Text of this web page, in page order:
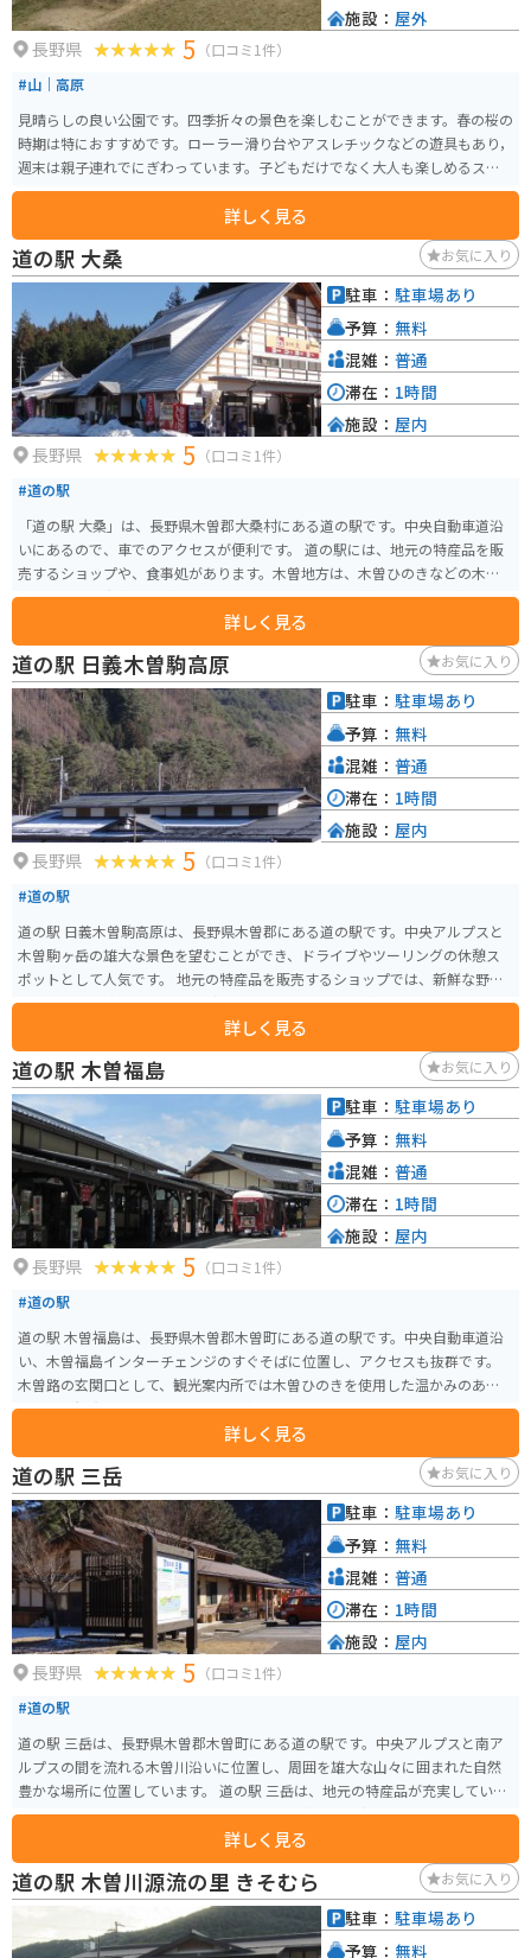
長野県 5 （口コミ1件）
#山｜高原
見晴らしの良い公園です。四季折々の景色を楽しむことができます。春の桜の
時期は特におすすめです。ローラー滑り台やアスレチックなどの遊具もあり，
週末は親子連れでにぎわっています。子どもだけでなく大人も楽しめるスポ
ットです。
詳しく見る
施設： 屋外
道の駅 大桑 お気に入り
長野県 5 （口コミ1件）
#道の駅
「道の駅 大桑」は、長野県木曽郡大桑村にある道の駅です。中央自動車道沿
いにあるので、車でのアクセスが便利です。 道の駅には、地元の特産品を販
売するショップや、食事処があります。木曽地方は、木曽ひのきなどの木材
の産地として有名で、道の駅でも、それらを使った工芸品やお土産が販売さ
す。名物は、木曽牛や、山菜を使ったそば、五平餅などです。 バイクで訪れ
る場合、道の駅には広い駐車場が完備されているので安心です。中央自動車
道沿いの道の駅なので、ツーリングの休憩場所としても最適です。 周辺に
は、木曽五木で有名な森林鉄道「赤沢自然休養林」や、温泉施設「阿寺渓谷
温泉」など、観光スポットも充実しているので、ぜひ立ち寄ってみてくださ
い。
詳しく見る
駐車： 駐車場あり
予算： 無料
混雑： 普通
滞在： 1時間
施設： 屋内
道の駅 日義木曽駒高原 お気に入り
長野県 5 （口コミ1件）
#道の駅
道の駅 日義木曽駒高原は、長野県木曽郡にある道の駅です。中央アルプスと
木曽駒ヶ岳の雄大な景色を望むことができ、ドライブやツーリングの休憩ス
ポットとして人気です。 地元の特産品を販売するショップでは、新鮮な野菜
や果物、木曽漆器、木工品など、お土産に最適なものが揃っています。レスト
ランでは、地元産の食材を使った郷土料理や、信州そばなどが味わえます。
バイクで訪れる場合、道の駅には広い駐車場が完備されているので安心で
す。また、周辺には、木曽駒ヶ岳ロープウェイや、寝覚の床など、観光スポッ
トも点在しているので、ツーリングの拠点としても最適です。
詳しく見る
駐車： 駐車場あり
予算： 無料
混雑： 普通
滞在： 1時間
施設： 屋内
道の駅 木曽福島 お気に入り
長野県 5 （口コミ1件）
#道の駅
道の駅 木曽福島は、長野県木曽郡木曽町にある道の駅です。中央自動車道沿
い、木曽福島インターチェンジのすぐそばに位置し、アクセスも抜群です。
木曽路の玄関口として、観光案内所では木曽ひのきを使用した温かみのある
空間で、観光パンフレットや地域情報を入手できます。地元の特産品を販売
するショップでは、木曽漆器や木工品、そば、五平餅など、旅の思い出やお
土産に最適な品々が揃っています。 バイクで訪れる場合、道の駅には広い駐
車場が完備されているので安心です。ツーリングの休憩地点として利用する
のも良いでしょう。木曽路は、雄大な山々に囲まれた風光明媚なルートです。
道の駅 木曽福島を拠点に、自然を感じながらのツーリングを楽しんでみては
いかがでしょうか。 また、周辺には、国の重要文化財に指定されている旧家
で、当時の暮らしを垣間見ることができる「福島宿 木曽路の宿場町」や、鮮
やかな紅葉が美しい「寝覚ノ床」など、見どころもたくさんあります。
詳しく見る
駐車： 駐車場あり
予算： 無料
混雑： 普通
滞在： 1時間
施設： 屋内
道の駅 三岳 お気に入り
長野県 5 （口コミ1件）
#道の駅
道の駅 三岳は、長野県木曽郡木曽町にある道の駅です。中央アルプスと南ア
ルプスの間を流れる木曽川沿いに位置し、周囲を雄大な山々に囲まれた自然
豊かな場所に位置しています。 道の駅 三岳は、地元の特産品が充実している
ことで知られており、木曽ヒノキを使った工芸品や、新鮮な地元産の野菜、
山菜などが販売されています。また、併設されているレストランでは、地元
の食材を使った料理を楽しむことができます。 バイクで訪れる場合、道の駅
三岳は、ツーリングの休憩場所として最適です。駐車場も広く、バイクラッ
クも完備されています。周辺には、開田高原や御嶽山など、ツーリングスポッ
トも点在しており、拠点としても便利です。 木曽地方は、古くから漆器の産
詳しく見る
駐車： 駐車場あり
予算： 無料
混雑： 普通
滞在： 1時間
施設： 屋内
道の駅 木曽川源流の里 きそむら お気に入り
駐車： 駐車場あり
予算： 無料